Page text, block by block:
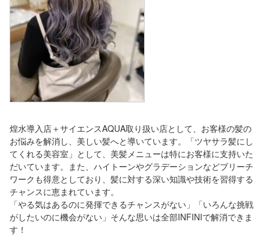
煌水導入店＋サイエンスAQUA取り扱い店として、お客様の髪の
お悩みを解消し、美しい髪へと導いています。「ツヤサラ髪にし
てくれる美容室」として、美髪メニューは特にお客様に支持いた
だいています。また、ハイトーンやグラデーションなどブリーチ
ワークも得意としており、髪に対する深い知識や技術を習得する
チャンスに恵まれています。
「やる気はあるのに発揮できるチャンスがない」「いろんな挑戦
がしたいのに機会がない」そんな思いは全部INFINIで解消できま
す！